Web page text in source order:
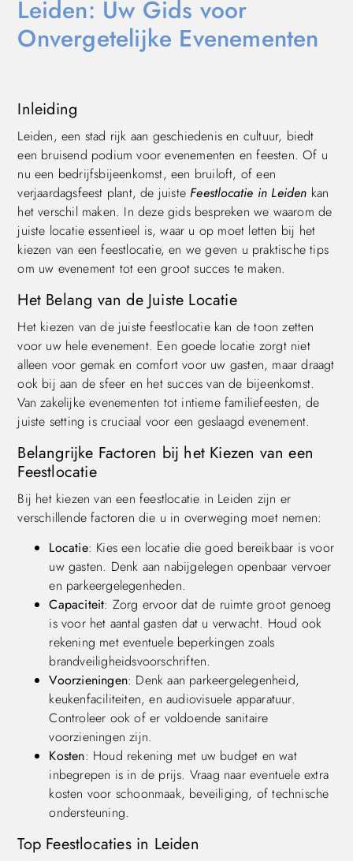
Leiden: Uw Gids voor
Onvergetelijke Evenementen
Inleiding
Leiden, een stad rijk aan geschiedenis en cultuur, biedt
een bruisend podium voor evenementen en feesten. Of u
nu een bedrijfsbijeenkomst, een bruiloft, of een
verjaardagsfeest plant, de juisteFeestlocatie in Leiden kan
het verschil maken. In deze gids bespreken we waarom de
juiste locatie essentieel is, waar u op moet letten bij het
kiezen van een feestlocatie, en we geven u praktische tips
om uw evenement tot een groot succes te maken.
Het Belang van de Juiste Locatie
Het kiezen van de juiste feestlocatie kan de toon zetten
voor uw hele evenement. Een goede locatie zorgt niet
alleen voor gemak en comfort voor uw gasten, maar draagt
ook bij aan de sfeer en het succes van de bijeenkomst.
Van zakelijke evenementen tot intieme familiefeesten, de
juiste setting is cruciaal voor een geslaagd evenement.
Belangrijke Factoren bij het Kiezen van een
Feestlocatie
Bij het kiezen van een feestlocatie in Leiden zijn er
verschillende factoren die u in overweging moet nemen:
Locatie: Kies een locatie die goed bereikbaar is voor
uw gasten. Denk aan nabijgelegen openbaar vervoer
en parkeergelegenheden.
Capaciteit: Zorg ervoor dat de ruimte groot genoeg
is voor het aantal gasten dat u verwacht. Houd ook
rekening met eventuele beperkingen zoals
brandveiligheidsvoorschriften.
Voorzieningen: Denk aan parkeergelegenheid,
keukenfaciliteiten, en audiovisuele apparatuur.
Controleer ook of er voldoende sanitaire
voorzieningen zijn.
Kosten: Houd rekening met uw budget en wat
inbegrepen is in de prijs. Vraag naar eventuele extra
kosten voor schoonmaak, beveiliging, of technische
ondersteuning.
Top Feestlocaties in Leiden